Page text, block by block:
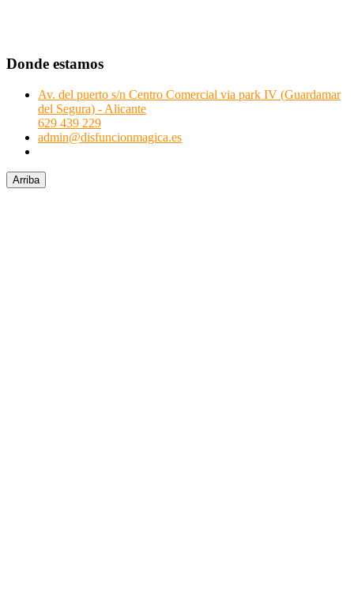
Donde estamos
Av. del puerto s/n Centro Comercial via park IV (Guardamar
del Segura) - Alicante
629 439 229
admin@disfuncionmagica.es
Arriba